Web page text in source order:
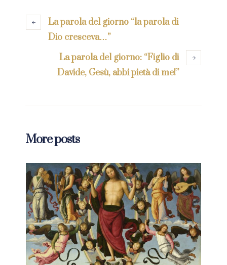
La parola del giorno “la parola di
Dio cresceva…”
La parola del giorno: “Figlio di
Davide, Gesù, abbi pietà di me!”
More posts